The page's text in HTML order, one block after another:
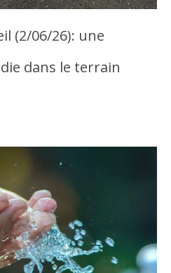
(2/06/26): une
dans le terrain